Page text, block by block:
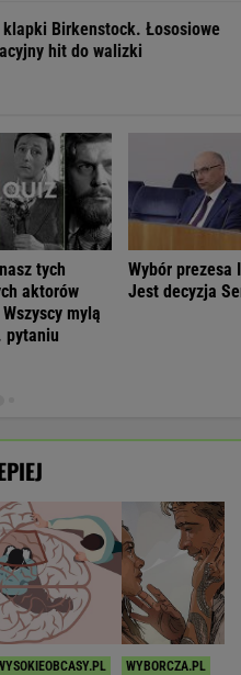
klapki Birkenstock. Łososiowe
hit do walizki
tych
aktorów
mylą
pytaniu
Wybór prezesa
Jest decyzja